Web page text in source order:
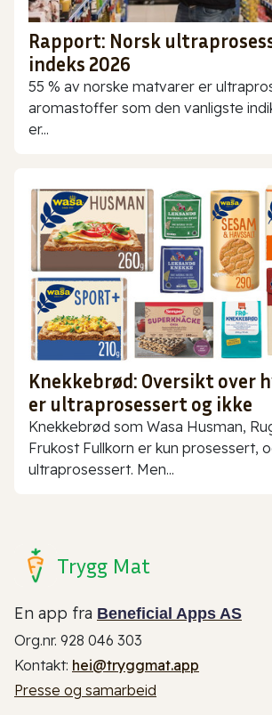
Rapport: Norsk
indeks 2026
55 % av norske matvarer er
aromastoffer som den vanligste
er...
Knekkebrød: Oversikt over
er ultraprosessert og ikke
Knekkebrød som Wasa Husman,
Frukost Fullkorn er kun prosessert,
ultraprosessert. Men...
Trygg Mat
En app fra Beneficial Apps AS
Org.nr. 928 046 303
Kontakt: hei@tryggmat.app
Presse og samarbeid